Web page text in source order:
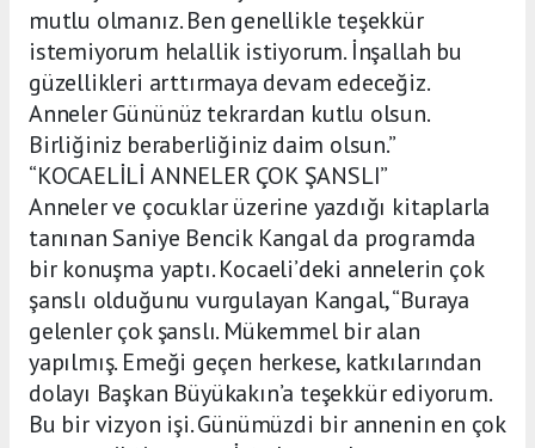
mutlu olmanız. Ben genellikle teşekkür
istemiyorum helallik istiyorum. İnşallah bu
güzellikleri arttırmaya devam edeceğiz.
Anneler Gününüz tekrardan kutlu olsun.
Birliğiniz beraberliğiniz daim olsun.”
“KOCAELİLİ ANNELER ÇOK ŞANSLI”
Anneler ve çocuklar üzerine yazdığı kitaplarla
tanınan Saniye Bencik Kangal da programda
bir konuşma yaptı. Kocaeli’deki annelerin çok
şanslı olduğunu vurgulayan Kangal, “Buraya
gelenler çok şanslı. Mükemmel bir alan
yapılmış. Emeği geçen herkese, katkılarından
dolayı Başkan Büyükakın’a teşekkür ediyorum.
Bu bir vizyon işi. Günümüzdi bir annenin en çok